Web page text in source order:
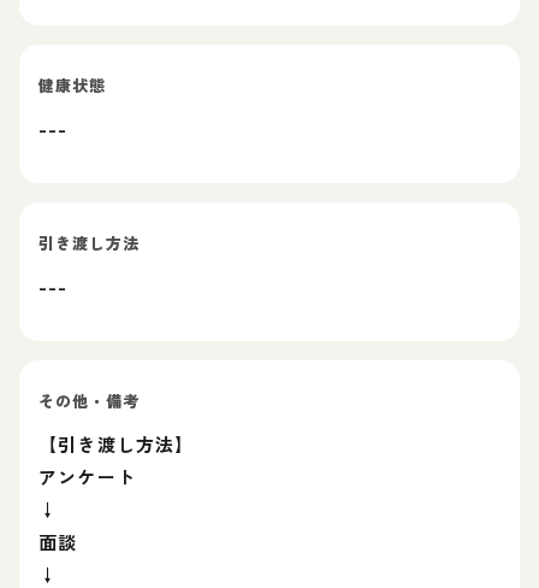
健康状態
---
引き渡し方法
---
その他・備考
【引き渡し方法】
アンケート
↓
面談
↓